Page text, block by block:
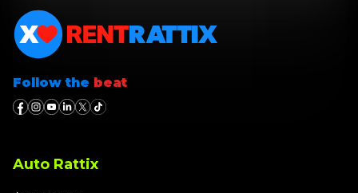
Follow the beat
Auto Rattix